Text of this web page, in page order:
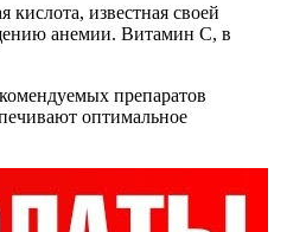
известная своей
анемии. Витамин С, в
препаратов
оптимальное